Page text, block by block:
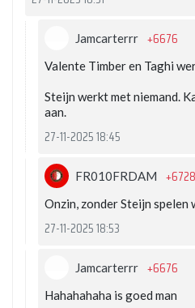
Jamcarterrr +6676
Valente Timber en Taghi
Steijn werkt met niemand.
aan.
27-11-2025 18:45
FR010FRDAM
Onzin, zonder Steijn spelen
27-11-2025 18:53
Jamcarterrr +6676
Hahahahaha is goed man